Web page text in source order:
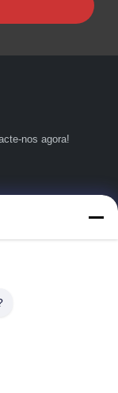
nos agora!